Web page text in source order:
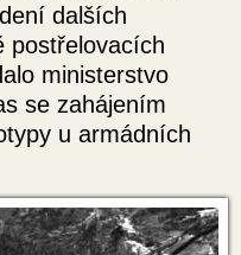
dalších
postřelovacích
ministerstvo
se zahájením
u armádních